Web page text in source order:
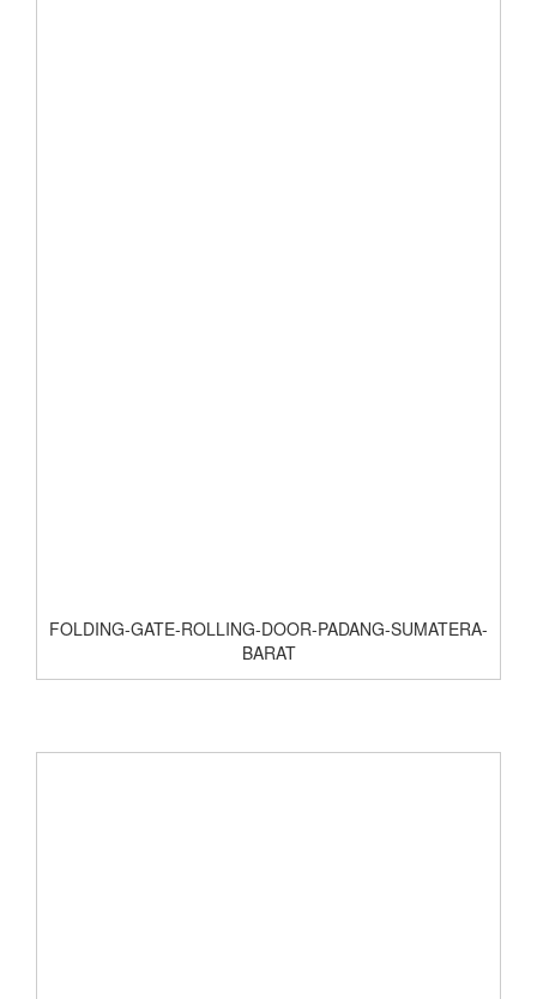
FOLDING-GATE-ROLLING-DOOR-PADANG-SUMATERA-
BARAT